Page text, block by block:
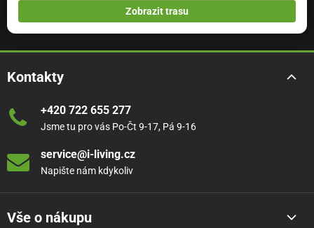
Zobrazit trasu
Kontakty
+420 722 655 277
Jsme tu pro vás Po-Čt 9-17, Pá 9-16
service@i-living.cz
Napište nám kdykoliv
Vše o nákupu